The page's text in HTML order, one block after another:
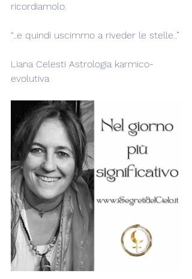
ricordiamolo.
“..e quindi uscimmo a riveder le stelle..”
Liana Celesti Astrologia karmico-
evolutiva